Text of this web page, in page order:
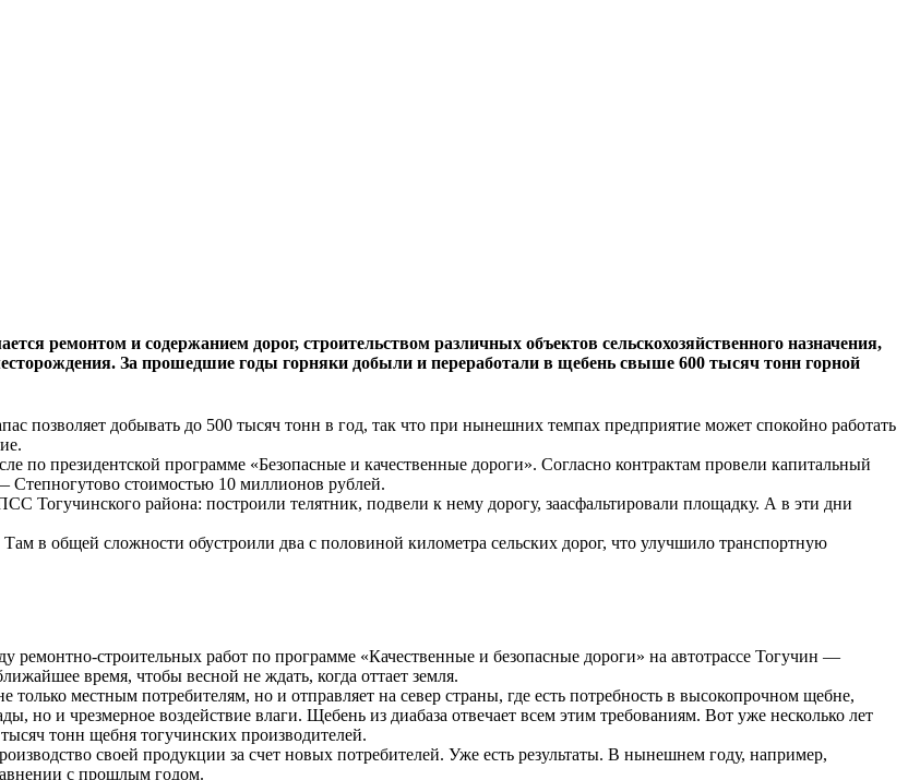
ремонтом и содержанием дорог, строительством различных объектов сельскохозяйственного назначения,
За прошедшие годы горняки добыли и переработали в щебень свыше 600 тысяч тонн горной
позволяет добывать до 500 тысяч тонн в год, так что при нынешних темпах предприятие может спокойно работать
по президентской программе «Безопасные и качественные дороги». Согласно контрактам провели капитальный
Степногутово стоимостью 10 миллионов рублей.
Тогучинского района: построили телятник, подвели к нему дорогу, заасфальтировали площадку. А в эти дни
в общей сложности обустроили два с половиной километра сельских дорог, что улучшило транспортную
ремонтно-строительных работ по программе «Качественные и безопасные дороги» на автотрассе Тогучин —
время, чтобы весной не ждать, когда оттает земля.
местным потребителям, но и отправляет на север страны, где есть потребность в высокопрочном щебне,
но и чрезмерное воздействие влаги. Щебень из диабаза отвечает всем этим требованиям. Вот уже несколько лет
тонн щебня тогучинских производителей.
своей продукции за счет новых потребителей. Уже есть результаты. В нынешнем году, например,
с прошлым годом.